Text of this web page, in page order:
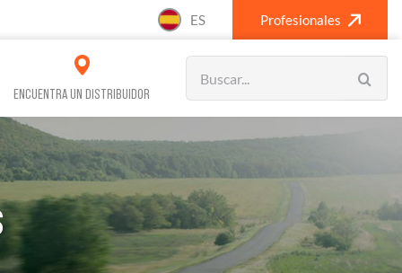
ES Profesionales
REFRIGERACIÓN CLIMATIZACIÓN
ENCUENTRA UN DISTRIBUIDOR